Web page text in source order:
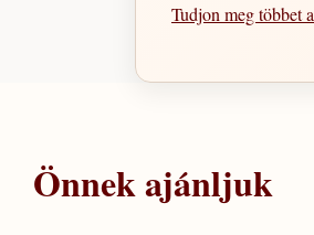
Tudjon meg többet
Önnek ajánljuk